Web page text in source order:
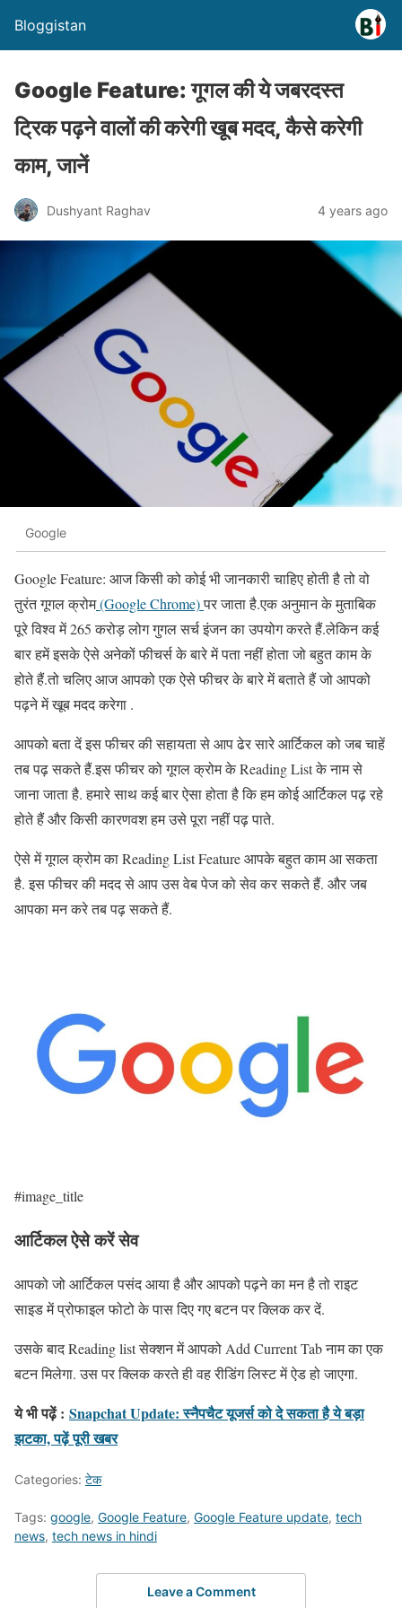
Bloggistan
Google Feature: गूगल की ये जबरदस्त
ट्रिक पढ़ने वालों की करेगी खूब मदद, कैसे करेगी
काम, जानें
Dushyant Raghav 4 years ago
Google
Google Feature: आज किसी को कोई भी जानकारी चाहिए होती है तो वो
तुरंत गूगल क्रोम(Google Chrome)पर जाता है.एक अनुमान के मुताबिक
पूरे विश्व में 265 करोड़ लोग गुगल सर्च इंजन का उपयोग करते हैं.लेकिन कई
बार हमें इसके ऐसे अनेकों फीचर्स के बारे में पता नहीं होता जो बहुत काम के
होते हैं.तो चलिए आज आपको एक ऐसे फीचर के बारे में बताते हैं जो आपको
पढ़ने में खूब मदद करेगा .
आपको बता दें इस फीचर की सहायता से आप ढेर सारे आर्टिकल को जब चाहें
तब पढ़ सकते हैं.इस फीचर को गूगल क्रोम के Reading List के नाम से
जाना जाता है. हमारे साथ कई बार ऐसा होता है कि हम कोई आर्टिकल पढ़ रहे
होते हैं और किसी कारणवश हम उसे पूरा नहीं पढ़ पाते.
ऐसे में गूगल क्रोम का Reading List Feature आपके बहुत काम आ सकता
है. इस फीचर की मदद से आप उस वेब पेज को सेव कर सकते हैं. और जब
आपका मन करे तब पढ़ सकते हैं.
#image_title
आर्टिकल ऐसे करें सेव
आपको जो आर्टिकल पसंद आया है और आपको पढ़ने का मन है तो राइट
साइड में प्रोफाइल फोटो के पास दिए गए बटन पर क्लिक कर दें.
उसके बाद Reading list सेक्शन में आपको Add Current Tab नाम का एक
बटन मिलेगा. उस पर क्लिक करते ही वह रीडिंग लिस्ट में ऐड हो जाएगा.
ये भी पढ़ें : Snapchat Update: स्नैपचैट यूजर्स को दे सकता है ये बड़ा
झटका, पढ़ें पूरी खबर
Categories: टेक
Tags: google, Google Feature, Google Feature update, tech
news, tech news in hindi
Leave a Comment